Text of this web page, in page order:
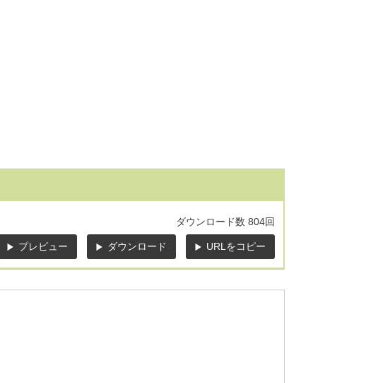
ダウンロード数 804回
プレビュー ダウンロード URLをコピー